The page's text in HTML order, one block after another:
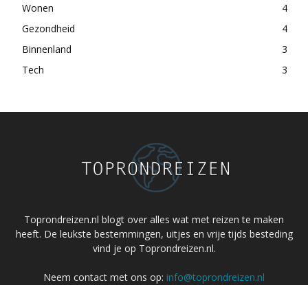
Wonen
4
Gezondheid
4
Binnenland
3
Tech
3
Toprondreizen.nl blogt over alles wat met reizen te maken
heeft. De leukste bestemmingen, uitjes en vrije tijds besteding
vind je op Toprondreizen.nl.
Neem contact met ons op: info@toprondreizen.nl